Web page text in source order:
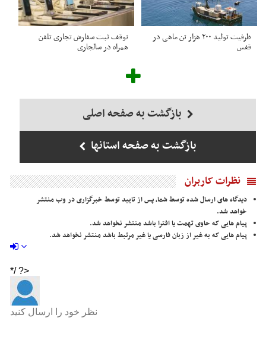
ظرفیت تولید ۲۰۰ هزار تن ماهی در
قفس
توقف ثبت سفارش تجاری تلفن
همراه در سالجاری
بازگشت به صفحه اصلی
بازگشت به صفحه استانها
نظرات کاربران
دیدگاه های ارسال شده توسط شما، پس از تایید توسط خبرگزاری در وب منتشر
خواهد شد.
پیام هایی که حاوی تهمت یا افترا باشد منتشر نخواهد شد.
پیام هایی که به غیر از زبان فارسی یا غیر مرتبط باشد منتشر نخواهد شد.